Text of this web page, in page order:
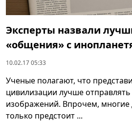
Эксперты назвали
«общения» с
10.02.17 05:33
Ученые полагают, что
цивилизации лучше
изображений. Впрочем, многие
только предстоит ...